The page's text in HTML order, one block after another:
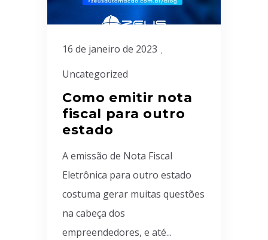
16 de janeiro de 2023
Uncategorized
Como emitir nota
fiscal para outro
estado
A emissão de Nota Fiscal
Eletrônica para outro estado
costuma gerar muitas questões
na cabeça dos
empreendedores, e até...